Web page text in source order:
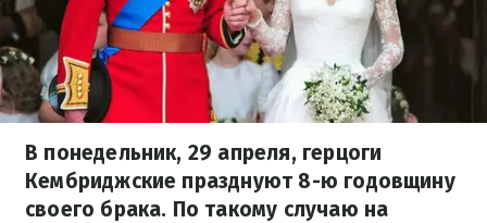
В понедельник, 29 апреля, герцоги
Кембриджские празднуют 8-ю годовщину
своего брака. По такому случаю на